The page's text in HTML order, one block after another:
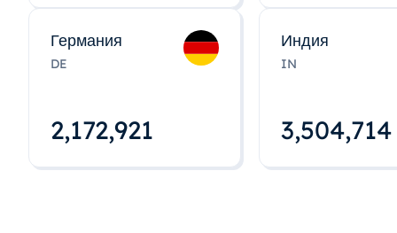
Германия
DE
2,172,922
Индия
IN
3,504,715